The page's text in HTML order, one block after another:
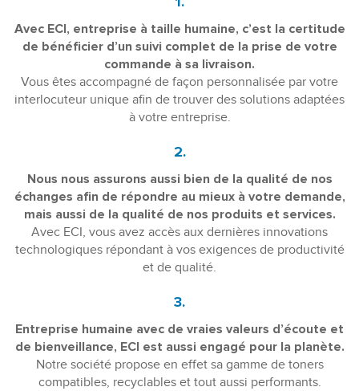
Avec ECI, entreprise à taille humaine, c’est la certitude
de bénéficier d’un suivi complet de la prise de votre
commande à sa livraison.
Vous êtes accompagné de façon personnalisée par votre
interlocuteur unique afin de trouver des solutions adaptées
à votre entreprise.
2.
Nous nous assurons aussi bien de la qualité de nos
échanges afin de répondre au mieux à votre demande,
mais aussi de la qualité de nos produits et services.
Avec ECI, vous avez accès aux dernières innovations
technologiques répondant à vos exigences de productivité
et de qualité.
3.
Entreprise humaine avec de vraies valeurs d’écoute et
de bienveillance, ECI est aussi engagé pour la planète.
Notre société propose en effet sa gamme de toners
compatibles, recyclables et tout aussi performants.